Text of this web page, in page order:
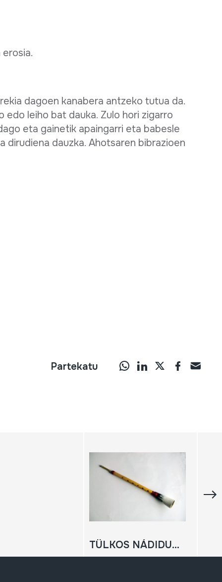
dagoen kanabera antzeko tutua da.
edo leiho bat dauka. Zulo hori zigarro
eta gainetik apaingarri eta babesle
dauzka. Ahotsaren bibrazioen
Partekatu
TÜLKOS NÁDIDUDA